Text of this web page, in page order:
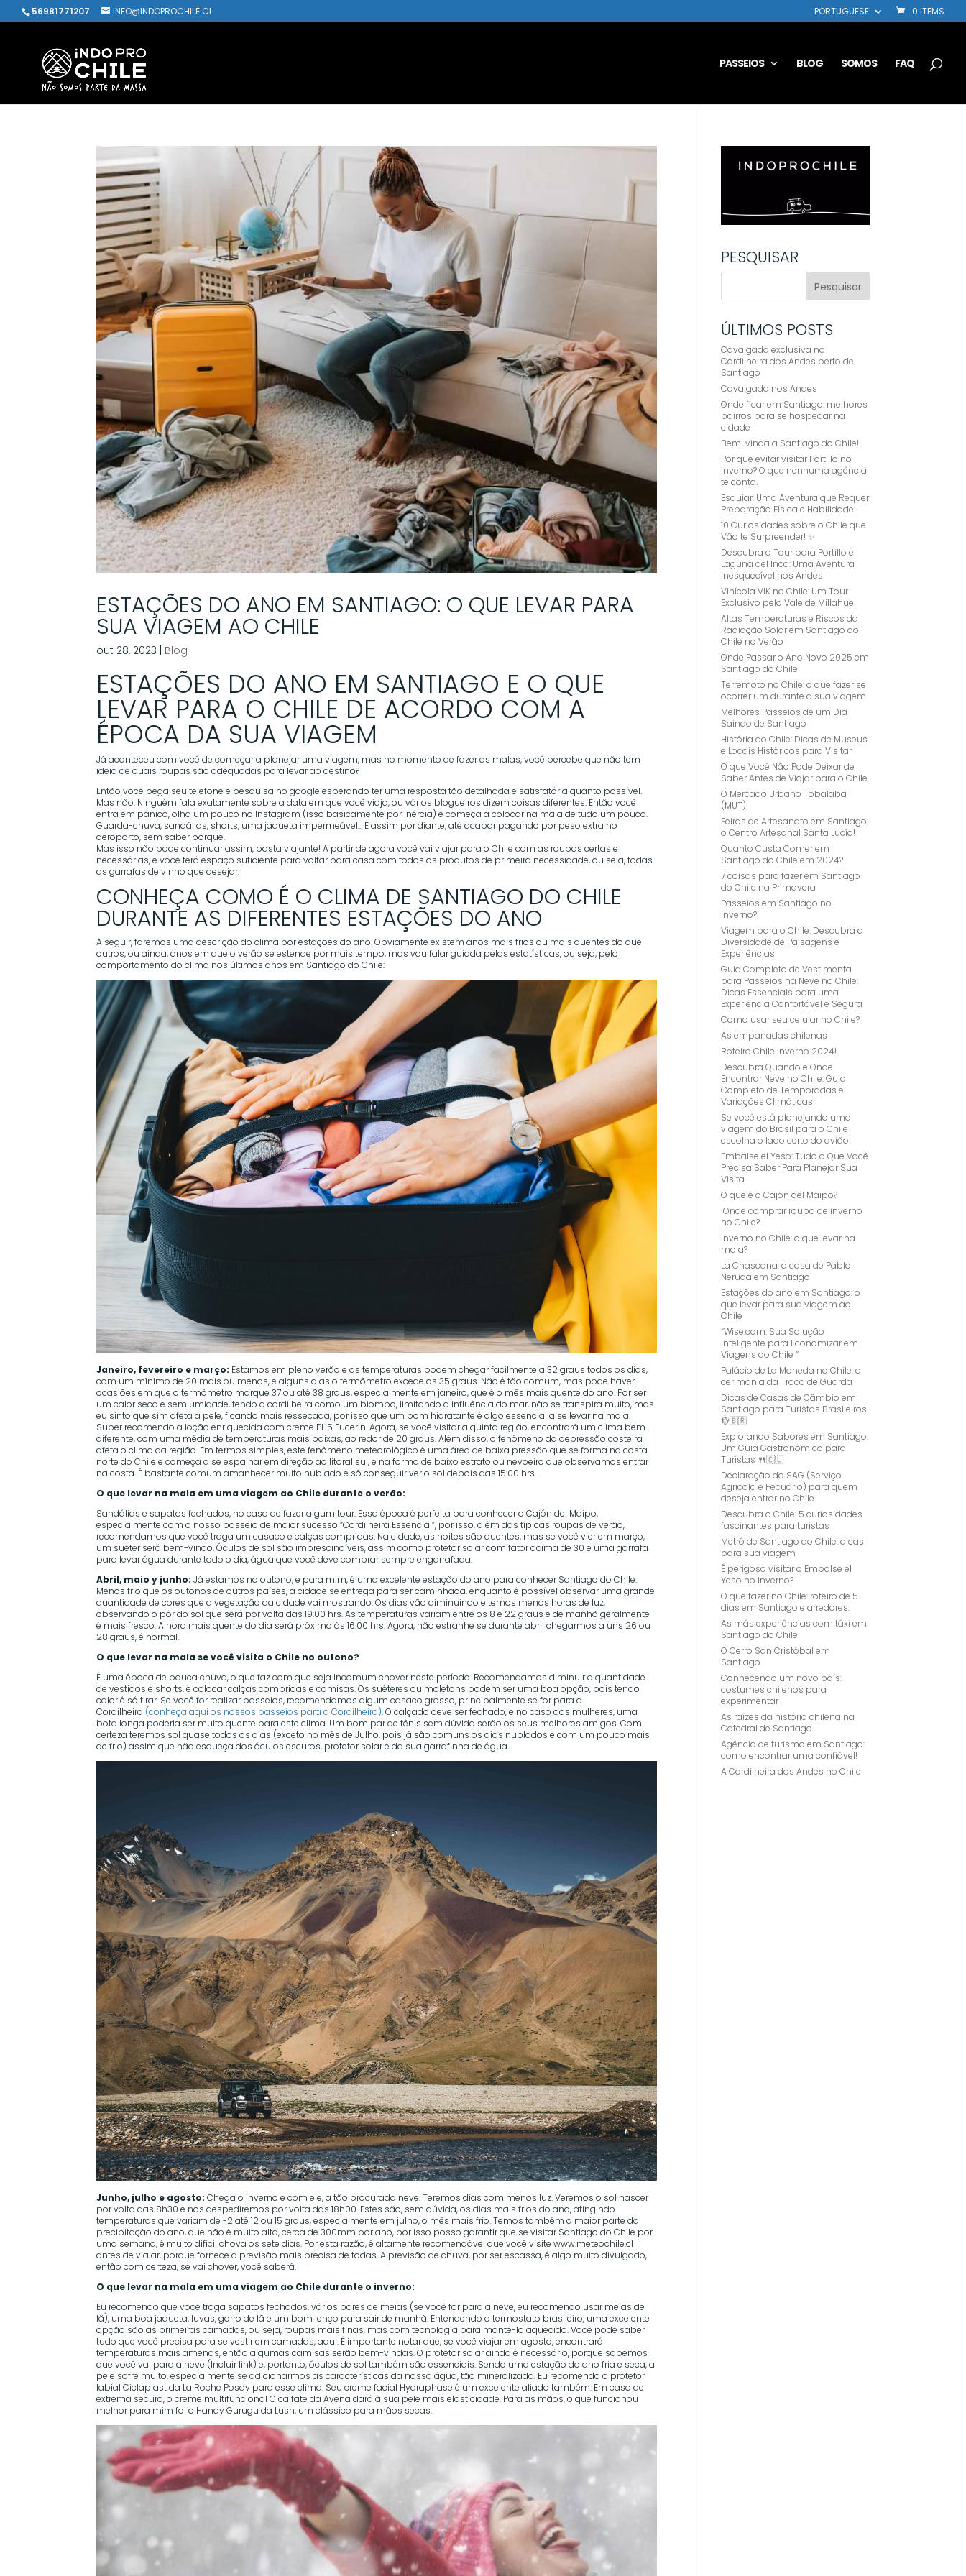
56981771207 INFO@INDOPROCHILE.CL PORTUGUESE 0 ITEMS
PASSEIOS BLOG SOMOS FAQ
ESTAÇÕES DO ANO EM SANTIAGO: O QUE LEVAR PARA
SUA VIAGEM AO CHILE
out 28, 2023 Blog
ESTAÇÕES DO ANO EM SANTIAGO E O QUE
LEVAR PARA O CHILE DE ACORDO COM A
ÉPOCA DA SUA VIAGEM
Já aconteceu com você de começar a planejar uma viagem, mas no momento de fazer as malas, você percebe que não tem
ideia de quais roupas são adequadas para levar ao destino?
Então você pega seu telefone e pesquisa no google esperando ter uma resposta tão detalhada e satisfatória quanto possível.
Mas não. Ninguém fala exatamente sobre a data em que você viaja, ou vários blogueiros dizem coisas diferentes. Então você
entra em pânico, olha um pouco no Instagram (isso basicamente por inércia) e começa a colocar na mala de tudo um pouco.
Guarda-chuva, sandálias, shorts, uma jaqueta impermeável… E assim por diante, até acabar pagando por peso extra no
aeroporto, sem saber porquê.
Mas isso não pode continuar assim, basta viajante! A partir de agora você vai viajar para o Chile com as roupas certas e
necessárias, e você terá espaço suficiente para voltar para casa com todos os produtos de primeira necessidade, ou seja, todas
as garrafas de vinho que desejar.
CONHEÇA COMO É O CLIMA DE SANTIAGO DO CHILE
DURANTE AS DIFERENTES ESTAÇÕES DO ANO
A seguir, faremos uma descrição do clima por estações do ano. Obviamente existem anos mais frios ou mais quentes do que
outros, ou ainda, anos em que o verão se estende por mais tempo, mas vou falar guiada pelas estatísticas, ou seja, pelo
comportamento do clima nos últimos anos em Santiago do Chile:
Janeiro, fevereiro e março: Estamos em pleno verão e as temperaturas podem chegar facilmente a 32 graus todos os dias,
com um mínimo de 20 mais ou menos, e alguns dias o termômetro excede os 35 graus. Não é tão comum, mas pode haver
ocasiões em que o termômetro marque 37 ou até 38 graus, especialmente em janeiro, que é o mês mais quente do ano. Por ser
um calor seco e sem umidade, tendo a cordilheira como um biombo, limitando a influência do mar, não se transpira muito, mas
eu sinto que sim afeta a pele, ficando mais ressecada, por isso que um bom hidratante é algo essencial a se levar na mala.
Super recomendo a loção enriquecida com creme PH5 Eucerin. Agora, se você visitar a quinta região, encontrará um clima bem
diferente, com uma média de temperaturas mais baixas, ao redor de 20 graus. Além disso, o fenômeno da depressão costeira
afeta o clima da região. Em termos simples, este fenômeno meteorológico é uma área de baixa pressão que se forma na costa
norte do Chile e começa a se espalhar em direção ao litoral sul, e na forma de baixo estrato ou nevoeiro que observamos entrar
na costa. É bastante comum amanhecer muito nublado e só conseguir ver o sol depois das 15:00 hrs.
O que levar na mala em uma viagem ao Chile durante o verão:
Sandálias e sapatos fechados, no caso de fazer algum tour. Essa época é perfeita para conhecer o Cajón del Maipo,
especialmente com o nosso passeio de maior sucesso “Cordilheira Essencial”, por isso, além das típicas roupas de verão,
recomendamos que você traga um casaco e calças compridas. Na cidade, as noites são quentes, mas se você vier em março,
um suéter será bem-vindo. Óculos de sol são imprescindíveis, assim como protetor solar com fator acima de 30 e uma garrafa
para levar água durante todo o dia, água que você deve comprar sempre engarrafada.
Abril, maio y junho:Já estamos no outono, e para mim, é uma excelente estação do ano para conhecer Santiago do Chile.
Menos frio que os outonos de outros países, a cidade se entrega para ser caminhada, enquanto é possível observar uma grande
quantidade de cores que a vegetação da cidade vai mostrando. Os dias vão diminuindo e temos menos horas de luz,
observando o pôr do sol que será por volta das 19:00 hrs. As temperaturas variam entre os 8 e 22 graus e de manhã geralmente
é mais fresco. A hora mais quente do dia será próximo às 16:00 hrs. Agora, não estranhe se durante abril chegarmos a uns 26 ou
28 graus, é normal.
O que levar na mala se você visita o Chile no outono?
É uma época de pouca chuva, o que faz com que seja incomum chover neste período. Recomendamos diminuir a quantidade
de vestidos e shorts, e colocar calças compridas e camisas. Os suéteres ou moletons podem ser uma boa opção, pois tendo
calor é só tirar. Se você for realizar passeios, recomendamos algum casaco grosso, principalmente se for para a
Cordilheira (conheça aqui os nossos passeios para a Cordilheira). O calçado deve ser fechado, e no caso das mulheres, uma
bota longa poderia ser muito quente para este clima. Um bom par de tênis sem dúvida serão os seus melhores amigos. Com
certeza teremos sol quase todos os dias (exceto no mês de Julho, pois já são comuns os dias nublados e com um pouco mais
de frio) assim que não esqueça dos óculos escuros, protetor solar e da sua garrafinha de água.
Junho, julho e agosto: Chega o inverno e com ele, a tão procurada neve. Teremos dias com menos luz. Veremos o sol nascer
por volta das 8h30 e nos despediremos por volta das 18h00. Estes são, sem dúvida, os dias mais frios do ano, atingindo
temperaturas que variam de -2 até 12 ou 15 graus, especialmente em julho, o mês mais frio. Temos também a maior parte da
precipitação do ano, que não é muito alta, cerca de 300mm por ano, por isso posso garantir que se visitar Santiago do Chile por
uma semana, é muito difícil chova os sete dias. Por esta razão, é altamente recomendável que você visite www.meteochile.cl
antes de viajar, porque fornece a previsão mais precisa de todas. A previsão de chuva, por ser escassa, é algo muito divulgado,
então com certeza, se vai chover, você saberá.
O que levar na mala em uma viagem ao Chile durante o inverno:
Eu recomendo que você traga sapatos fechados, vários pares de meias (se você for para a neve, eu recomendo usar meias de
lã), uma boa jaqueta, luvas, gorro de lã e um bom lenço para sair de manhã. Entendendo o termostato brasileiro, uma excelente
opção são as primeiras camadas, ou seja, roupas mais finas, mas com tecnologia para mantê-lo aquecido. Você pode saber
tudo que você precisa para se vestir em camadas, aqui. É importante notar que, se você viajar em agosto, encontrará
temperaturas mais amenas, então algumas camisas serão bem-vindas. O protetor solar ainda é necessário, porque sabemos
que você vai para a neve (Incluir link) e, portanto, óculos de sol também são essenciais. Sendo uma estação do ano fria e seca, a
pele sofre muito, especialmente se adicionarmos as características da nossa água, tão mineralizada. Eu recomendo o protetor
labial Ciclaplast da La Roche Posay para esse clima. Seu creme facial Hydraphase é um excelente aliado também. Em caso de
extrema secura, o creme multifuncional Cicalfate da Avena dará à sua pele mais elasticidade. Para as mãos, o que funcionou
melhor para mim foi o Handy Gurugu da Lush, um clássico para mãos secas.
PESQUISAR
ÚLTIMOS POSTS
Cavalgada exclusiva na
Cordilheira dos Andes perto de
Santiago
Cavalgada nos Andes
Onde ficar em Santiago: melhores
bairros para se hospedar na
cidade
Bem-vinda a Santiago do Chile!
Por que evitar visitar Portillo no
inverno? O que nenhuma agência
te conta.
Esquiar: Uma Aventura que Requer
Preparação Física e Habilidade
10 Curiosidades sobre o Chile que
Vão te Surpreender! ✨
Descubra o Tour para Portillo e
Laguna del Inca: Uma Aventura
Inesquecível nos Andes
Vinícola VIK no Chile: Um Tour
Exclusivo pelo Vale de Millahue
Altas Temperaturas e Riscos da
Radiação Solar em Santiago do
Chile no Verão
Onde Passar o Ano Novo 2025 em
Santiago do Chile
Terremoto no Chile: o que fazer se
ocorrer um durante a sua viagem
Melhores Passeios de um Dia
Saindo de Santiago
História do Chile: Dicas de Museus
e Locais Históricos para Visitar
O que Você Não Pode Deixar de
Saber Antes de Viajar para o Chile
O Mercado Urbano Tobalaba
(MUT)
Feiras de Artesanato em Santiago:
o Centro Artesanal Santa Lucía!
Quanto Custa Comer em
Santiago do Chile em 2024?
7 coisas para fazer em Santiago
do Chile na Primavera
Passeios em Santiago no
Inverno?
Viagem para o Chile: Descubra a
Diversidade de Paisagens e
Experiências
Guia Completo de Vestimenta
para Passeios na Neve no Chile:
Dicas Essenciais para uma
Experiência Confortável e Segura
Como usar seu celular no Chile?
As empanadas chilenas
Roteiro Chile Inverno 2024!
Descubra Quando e Onde
Encontrar Neve no Chile: Guia
Completo de Temporadas e
Variações Climáticas
Se você está planejando uma
viagem do Brasil para o Chile
escolha o lado certo do avião!
Embalse el Yeso: Tudo o Que Você
Precisa Saber Para Planejar Sua
Visita
O que é o Cajón del Maipo?
Onde comprar roupa de inverno
no Chile?
Inverno no Chile: o que levar na
mala?
La Chascona: a casa de Pablo
Neruda em Santiago
Estações do ano em Santiago: o
que levar para sua viagem ao
Chile
“Wise.com: Sua Solução
Inteligente para Economizar em
Viagens ao Chile “
Palácio de La Moneda no Chile: a
cerimônia da Troca de Guarda
Dicas de Casas de Câmbio em
Santiago para Turistas Brasileiros
💱🇧🇷
Explorando Sabores em Santiago:
Um Guia Gastronômico para
Turistas 🍴🇨🇱
Declaração do SAG (Serviço
Agrícola e Pecuário) para quem
deseja entrar no Chile
Descubra o Chile: 5 curiosidades
fascinantes para turistas
Metrô de Santiago do Chile: dicas
para sua viagem
É perigoso visitar o Embalse el
Yeso no inverno?
O que fazer no Chile: roteiro de 5
dias em Santiago e arredores.
As más experiências com táxi em
Santiago do Chile
O Cerro San Cristóbal em
Santiago
Conhecendo um novo país:
costumes chilenos para
experimentar
As raízes da história chilena na
Catedral de Santiago
Agência de turismo em Santiago:
como encontrar uma confiável!
A Cordilheira dos Andes no Chile!